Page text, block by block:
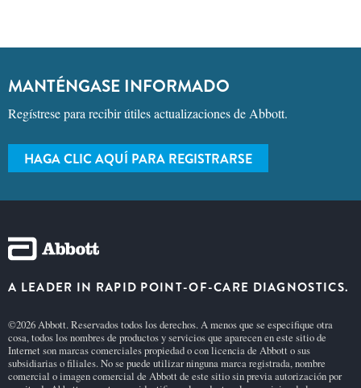
MANTÉNGASE INFORMADO
Regístrese para recibir útiles actualizaciones de Abbott.
HAGA CLIC AQUÍ PARA REGISTRARSE
A LEADER IN RAPID POINT-OF-CARE DIAGNOSTICS.
©2026 Abbott. Reservados todos los derechos. A menos que se especifique otra
cosa, todos los nombres de productos y servicios que aparecen en este sitio de
Internet son marcas comerciales propiedad o con licencia de Abbott o sus
subsidiarias o filiales. No se puede utilizar ninguna marca registrada, nombre
comercial o imagen comercial de Abbott de este sitio sin previa autorización por